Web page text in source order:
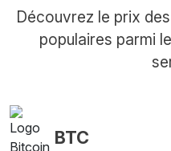
Découvrez le prix
populaires parmi
BTC